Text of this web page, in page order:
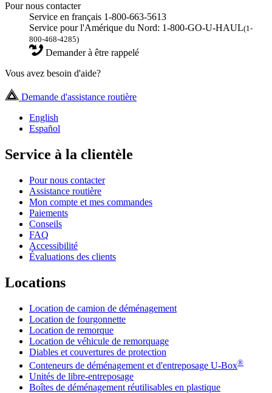
Pour nous contacter
Service en français 1-800-663-5613
Service pour l'Amérique du Nord: 1-800-GO-U-HAUL(1-
800-468-4285)
Demander à être rappelé
Vous avez besoin d'aide?
Demande d'assistance routière
English
Español
Service à la clientèle
Pour nous contacter
Assistance routière
Mon compte et mes commandes
Paiements
Conseils
FAQ
Accessibilité
Évaluations des clients
Locations
Location de camion de déménagement
Location de fourgonnette
Location de remorque
Location de véhicule de remorquage
Diables et couvertures de protection
Conteneurs de déménagement et d'entreposage U-Box®
Unités de libre-entreposage
Boîtes de déménagement réutilisables en plastique